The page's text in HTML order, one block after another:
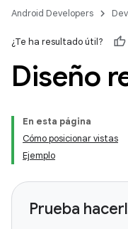
Android Developers
¿Te ha resultado útil?
Diseño
En esta página
Cómo posicionar vistas
Ejemplo
Prueba